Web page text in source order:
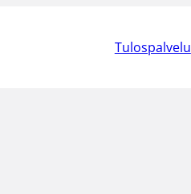
Tulospalvelu